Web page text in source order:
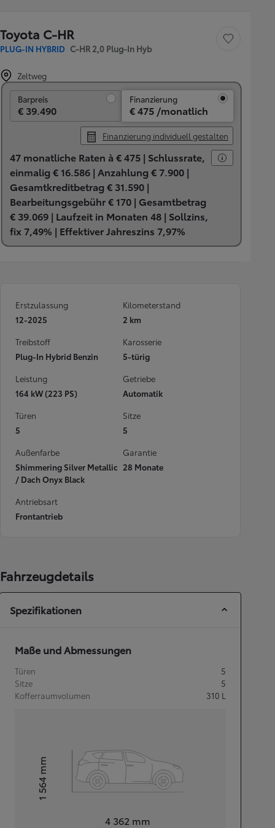
Toyota C-HR
PLUG-IN HYBRID C-HR 2,0 Plug-In Hyb
Fahrzeug speichern
Zeltweg
Barpreis
€ 39.490
Finanzierung
€ 475 /monatlich
Finanzierung individuell gestalten
47 monatliche Raten à € 475 | Schlussrate,
einmalig € 16.586 | Anzahlung € 7.900 |
Gesamtkreditbetrag € 31.590 |
Bearbeitungsgebühr € 170 | Gesamtbetrag
€ 39.069 | Laufzeit in Monaten 48 | Sollzins,
fix 7,49% | Effektiver Jahreszins 7,97%
Erstzulassung
12-2025
Kilometerstand
2 km
Treibstoff
Plug-In Hybrid Benzin
Karosserie
5-türig
Leistung
164 kW (223 PS)
Getriebe
Automatik
Türen
5
Sitze
5
Außenfarbe
Shimmering Silver Metallic
/ Dach Onyx Black
Garantie
28 Monate
Antriebsart
Frontantrieb
Fahrzeugdetails
Spezifikationen
Maße und Abmessungen
Türen
5
Sitze
5
Kofferraumvolumen
310 L
4 362 mm
Höhe1 564
mm